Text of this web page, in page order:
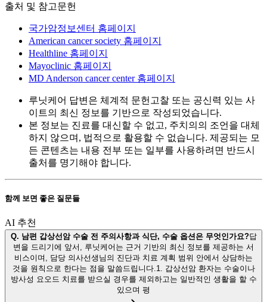
출처 및 참고문헌
국가암정보센터 홈페이지
American cancer society 홈페이지
Healthline 홈페이지
Mayoclinic 홈페이지
MD Anderson cancer center 홈페이지
루닛케어 답변은 체계적 문헌고찰 또는 공신력 있는 사
이트의 최신 정보를 기반으로 작성되었습니다.
본 정보는 진료를 대신할 수 없고, 주치의의 조언을 대체
하지 않으며, 법적으로 활용할 수 없습니다. 제공되는 모
든 콘텐츠는 내용 전부 또는 일부를 사용하려면 반드시
출처를 명기해야 합니다.
함께 보면 좋은 질문들
AI 추천
Q. 남편 갑상선암 수술 전 주의사항과 식단, 수술 옵션은 무엇인가요?답
변을 드리기에 앞서, 루닛케어는 근거 기반의 최신 정보를 제공하는 서
비스이며, 담당 의사선생님의 진단과 치료 계획 범위 안에서 상담하는
것을 원칙으로 한다는 점을 말씀드립니다.1. 갑상선암 환자는 수술이나
방사성 요오드 치료를 받으실 경우를 제외하고는 일반적인 생활을 할 수
있으며 평